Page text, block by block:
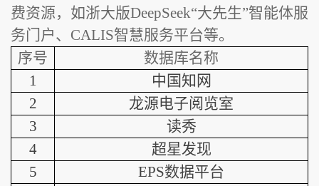
费资源，如浙大版DeepSeek“大先生”智能体服
务门户、CALIS智慧服务平台等。
序号
数据库名称
1
中国知网
2
龙源电子阅览室
3
读秀
4
超星发现
5
EPS数据平台